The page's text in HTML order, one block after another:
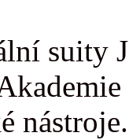
suity